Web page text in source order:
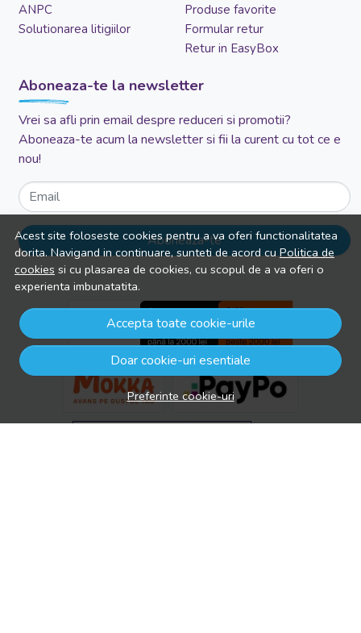
Acest site foloseste cookies pentru a va oferi functionalitatea
dorita. Navigand in continuare, sunteti de acord cuPolitica de
cookies si cu plasarea de cookies, cu scopul de a va oferi o
experienta imbunatatita.
Accepta toate cookie-urile
Doar cookie-uri esentiale
Preferinte cookie-uri
ANPC
Solutionarea litigiilor
Produse favorite
Formular retur
Retur in EasyBox
Aboneaza-te la newsletter
Vrei sa afli prin email despre reduceri si promotii?
Aboneaza-te acum la newsletter si fii la curent cu tot ce e
nou!
Email
Aboneaza-te